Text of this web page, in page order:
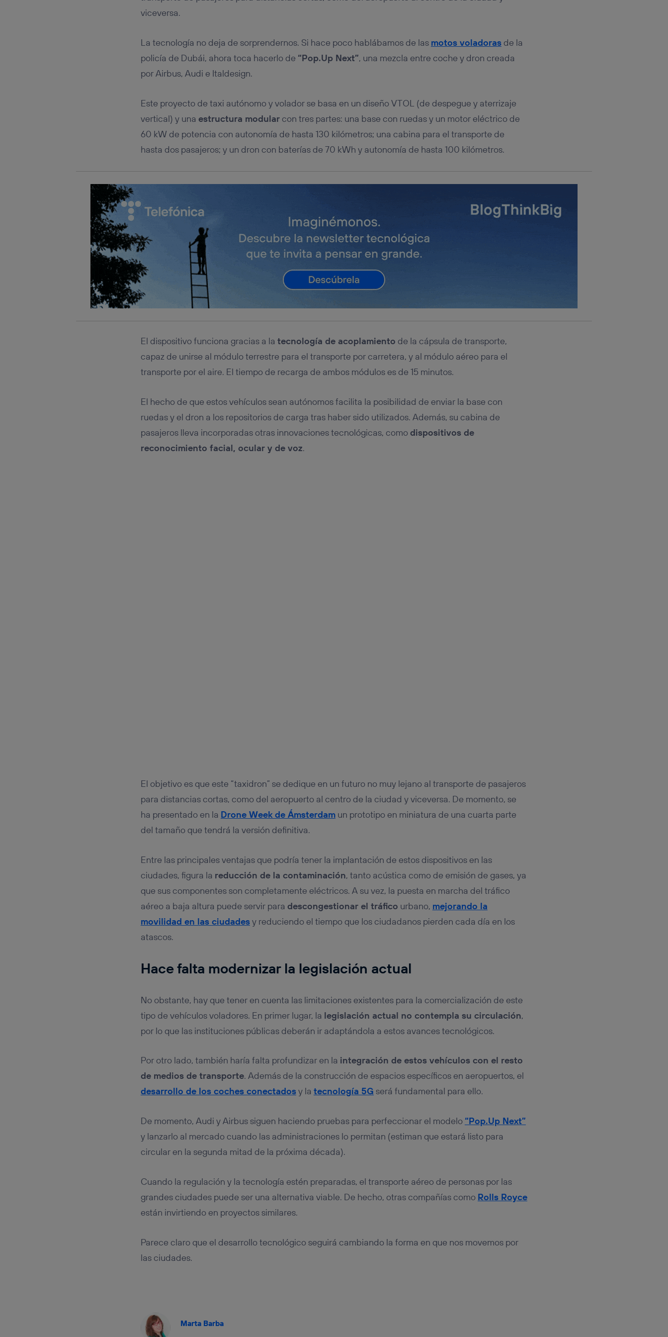
viceversa.
La tecnología no deja de sorprendernos. Si hace poco hablábamos de las motos voladorasde la
policía de Dubái, ahora toca hacerlo de “Pop.Up Next”, una mezcla entre coche y dron creada
por Airbus, Audi e Italdesign.
Este proyecto de taxi autónomo y volador se basa en un diseño VTOL (de despegue y aterrizaje
vertical) y una estructura modularcon tres partes: una base con ruedas y un motor eléctrico de
60 kW de potencia con autonomía de hasta 130 kilómetros; una cabina para el transporte de
hasta dos pasajeros; y un dron con baterías de 70 kWh y autonomía de hasta 100 kilómetros.
El dispositivo funciona gracias a la tecnología de acoplamiento de la cápsula de transporte,
capaz de unirse al módulo terrestre para el transporte por carretera, y al módulo aéreo para el
transporte por el aire. El tiempo de recarga de ambos módulos es de 15 minutos.
El hecho de que estos vehículos sean autónomos facilita la posibilidad de enviar la base con
ruedas y el dron a los repositorios de carga tras haber sido utilizados. Además, su cabina de
pasajeros lleva incorporadas otras innovaciones tecnológicas, comodispositivos de
reconocimiento facial, ocular y de voz.
El objetivo es que este “taxidron” se dedique en un futuro no muy lejano al transporte de pasajeros
para distancias cortas, como del aeropuerto al centro de la ciudad y viceversa. De momento, se
ha presentado en la Drone Week de Ámsterdamun prototipo en miniatura de una cuarta parte
del tamaño que tendrá la versión definitiva.
Entre las principales ventajas que podría tener la implantación de estos dispositivos en las
ciudades, figura la reducción de la contaminación, tanto acústica como de emisión de gases, ya
que sus componentes son completamente eléctricos. A su vez, la puesta en marcha del tráfico
aéreo a baja altura puede servir para descongestionar el tráfico urbano, mejorando la
movilidad en las ciudadesy reduciendo el tiempo que los ciudadanos pierden cada día en los
atascos.
Hace falta modernizar la legislación actual
No obstante, hay que tener en cuenta las limitaciones existentes para la comercialización de este
tipo de vehículos voladores. En primer lugar, la legislación actual no contempla su circulación,
por lo que las instituciones públicas deberán ir adaptándola a estos avances tecnológicos.
Por otro lado, también haría falta profundizar en la integración de estos vehículos con el resto
de medios de transporte. Además de la construcción de espacios específicos en aeropuertos, el
desarrollo de los coches conectadosy la tecnología 5G será fundamental para ello.
De momento, Audi y Airbus siguen haciendo pruebas para perfeccionar el modelo “Pop.Up Next”
y lanzarlo al mercado cuando las administraciones lo permitan (estiman que estará listo para
circular en la segunda mitad de la próxima década).
Cuando la regulación y la tecnología estén preparadas, el transporte aéreo de personas por las
grandes ciudades puede ser una alternativa viable. De hecho, otras compañías como Rolls Royce
están invirtiendo en proyectos similares.
Parece claro que el desarrollo tecnológico seguirá cambiando la forma en que nos movemos por
las ciudades.
Marta Barba
realizará en función de las actividades de navegación de los miembros del hogar que
hayan dado su consentimiento.
, el marketing será más personalizado, ya que se basará
únicamente en la navegación del usuario del móvil.
inferior de esta página web o visitando el
portal de privacidad de Utiq (“consenthub”)
Para más información, consulta la política de privacidad de Utiq.